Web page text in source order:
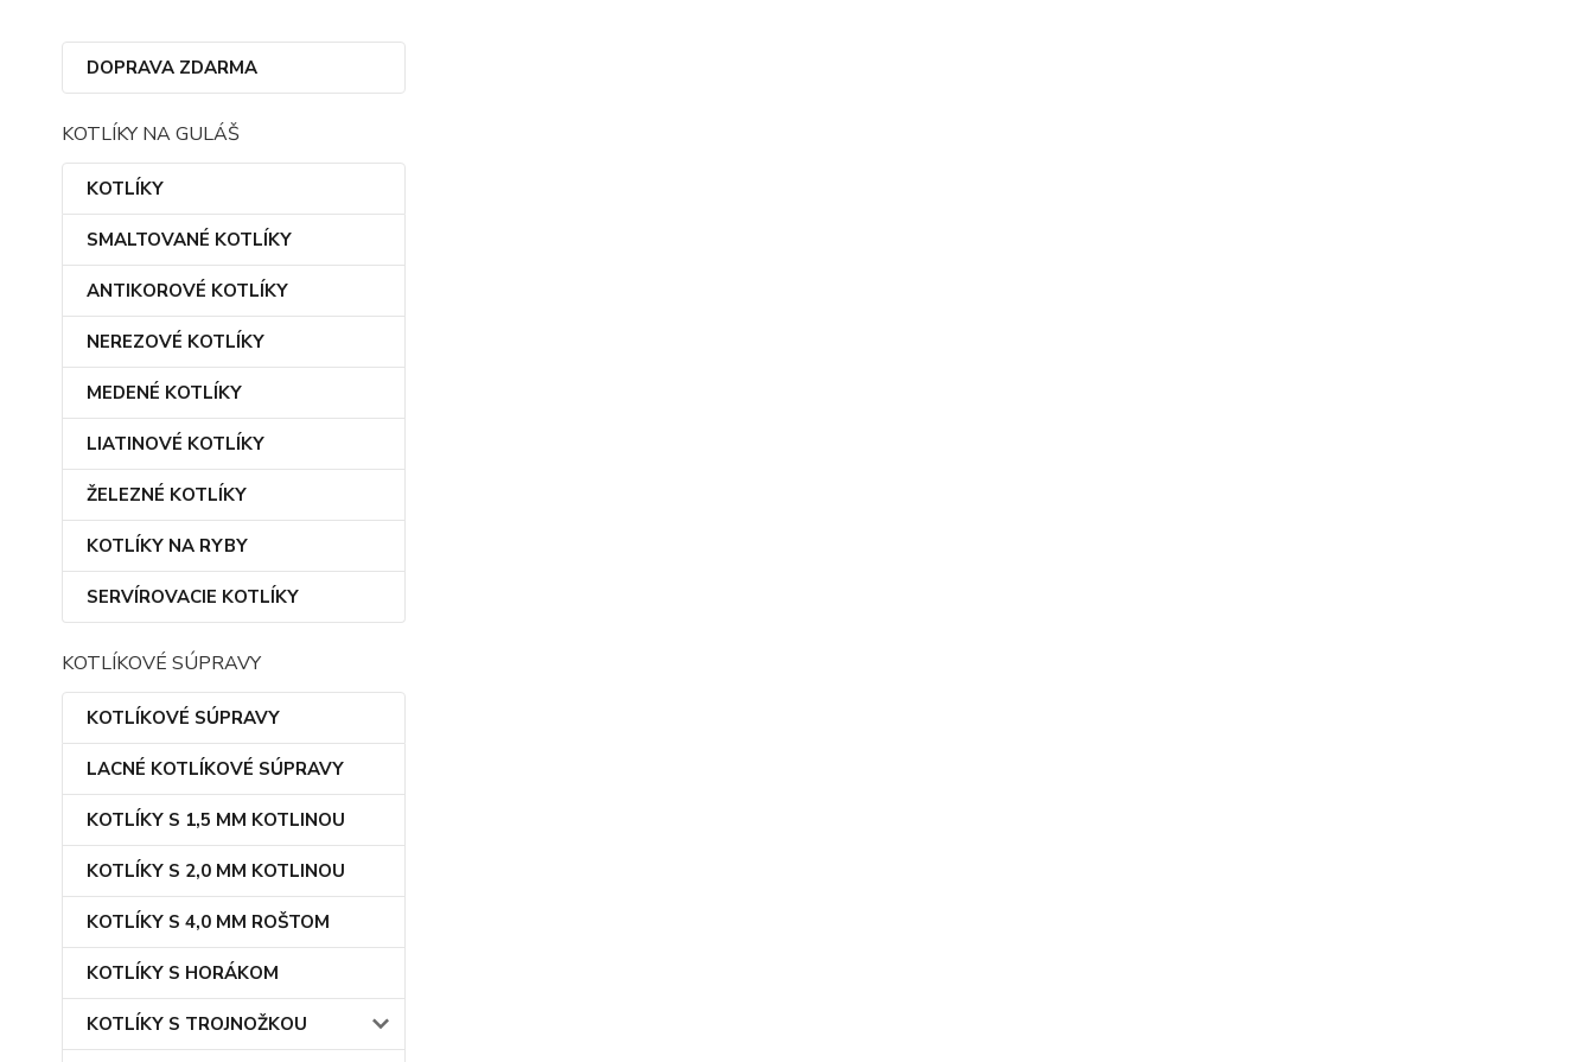
DOPRAVA ZDARMA
KOTLÍKY NA GULÁŠ
KOTLÍKY
SMALTOVANÉ KOTLÍKY
ANTIKOROVÉ KOTLÍKY
NEREZOVÉ KOTLÍKY
MEDENÉ KOTLÍKY
LIATINOVÉ KOTLÍKY
ŽELEZNÉ KOTLÍKY
KOTLÍKY NA RYBY
SERVÍROVACIE KOTLÍKY
KOTLÍKOVÉ SÚPRAVY
KOTLÍKOVÉ SÚPRAVY
LACNÉ KOTLÍKOVÉ SÚPRAVY
KOTLÍKY S 1,5 MM KOTLINOU
KOTLÍKY S 2,0 MM KOTLINOU
KOTLÍKY S 4,0 MM ROŠTOM
KOTLÍKY S HORÁKOM
KOTLÍKY S TROJNOŽKOU